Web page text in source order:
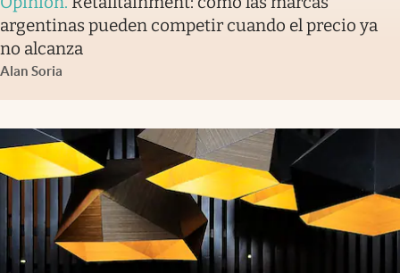
argentinas pueden competir cuando el precio ya
no alcanza
Alan Soria